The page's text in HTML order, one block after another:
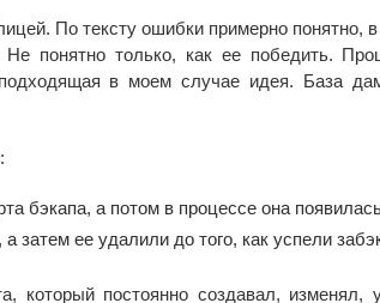
По тексту ошибки примерно понятно,
понятно только, как ее победить.
в моем случае идея. База
бэкапа, а потом в процессе она
затем ее удалили до того, как успели
который постоянно создавал, изменял,